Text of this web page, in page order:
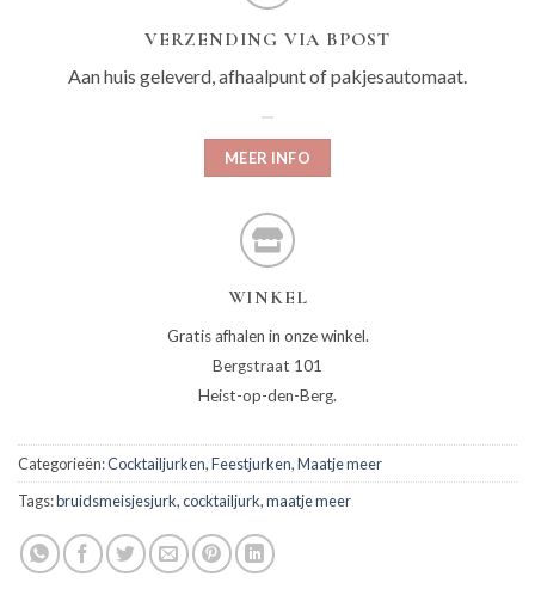
VERZENDING VIA BPOST
Aan huis geleverd, afhaalpunt of pakjesautomaat.
MEER INFO
WINKEL
Gratis afhalen in onze winkel.
Bergstraat 101
Heist-op-den-Berg.
Categorieën:Cocktailjurken,Feestjurken,Maatje meer
Tags:bruidsmeisjesjurk,cocktailjurk,maatje meer